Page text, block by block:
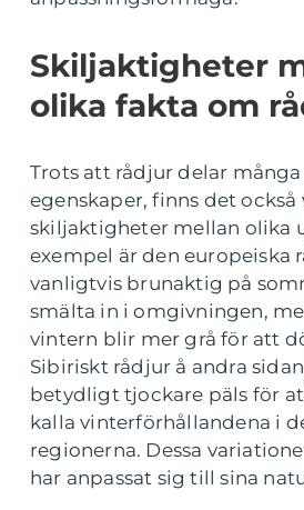
Skiljaktigheter
olika fakta om
Trots att rådjur delar
egenskaper, finns det också
skiljaktigheter mellan olika
exempel är den europeiska
vanligtvis brunaktig på
smälta in i omgivningen,
vintern blir mer grå för att
Sibiriskt rådjur å andra
betydligt tjockare päls för
kalla vinterförhållandena i
regionerna. Dessa
har anpassat sig till sina